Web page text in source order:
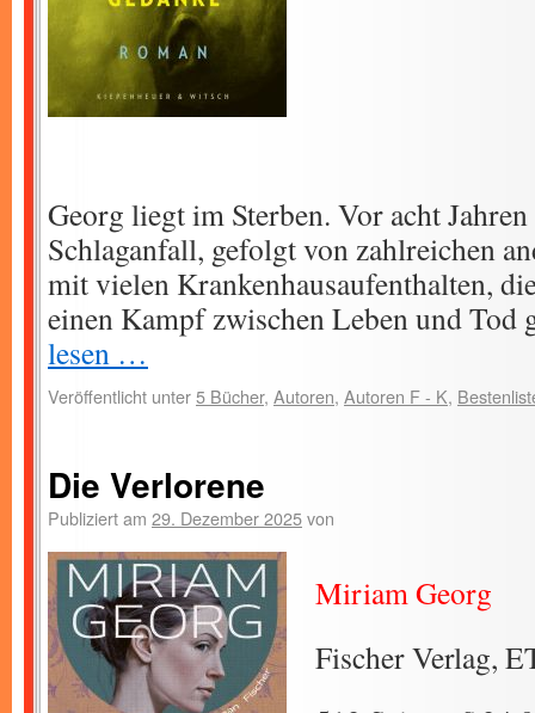
Georg liegt im Sterben. Vor acht
Schlaganfall, gefolgt von zahlreichen
mit vielen Krankenhausaufenthalten,
einen Kampf zwischen Leben und Tod
lesen …
Veröffentlicht unter5 Bücher, Autoren, Autoren F - K,
Die Verlorene
Publiziert am 29. Dezember 2025von
Miriam Georg
Fischer Verlag,